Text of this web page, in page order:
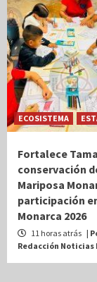
ECOSISTEMA
Fortalece
conservación
Mariposa
participación
Monarca 2026
11 horas atrás |
Redacción Noticias